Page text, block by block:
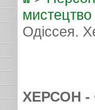
мистецтво
Одіссея.
ХЕРСОН